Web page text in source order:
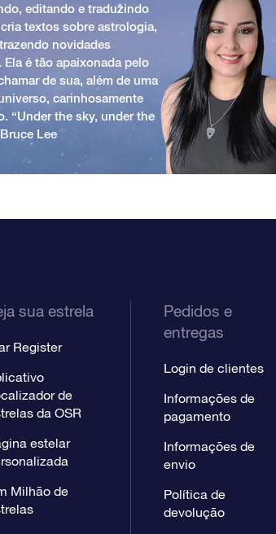
editando e traduzindo
textos sobre astrologia,
novidades
é tão apaixonada pelo
de sua, além de uma
carinhosamente
“Under the sky, under the
Lee
sua estrela
Register
de
da OSR
estelar
Milhão de
Pedidos e
entregas
Login de clientes
Informações de
pagamento
Informações de
envio
Política de
devolução